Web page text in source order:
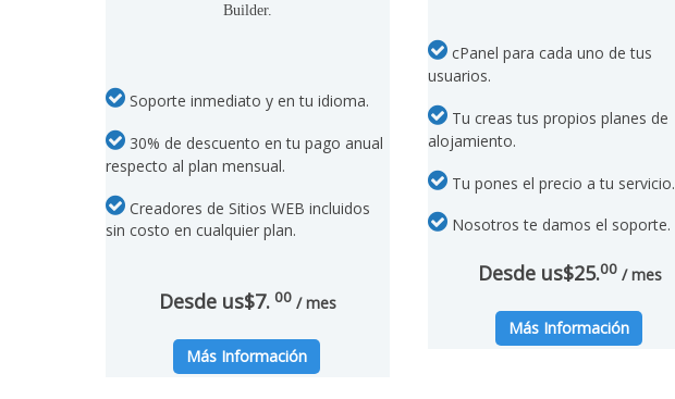
Builder.
Soporte inmediato y en tu idioma.
30% de descuento en tu pago anual
respecto al plan mensual.
Creadores de Sitios WEB incluidos
sin costo en cualquier plan.
Desde us$7. 00 / mes
Más Información
cPanel para cada uno de tus
usuarios.
Tu creas tus propios planes de
alojamiento.
Tu pones el precio a tu servicio.
Nosotros te damos el soporte.
Desde us$25.00 / mes
Más Información